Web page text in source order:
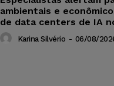
ambientais e
de data centers de IA
Karina Silvério - 06/08/